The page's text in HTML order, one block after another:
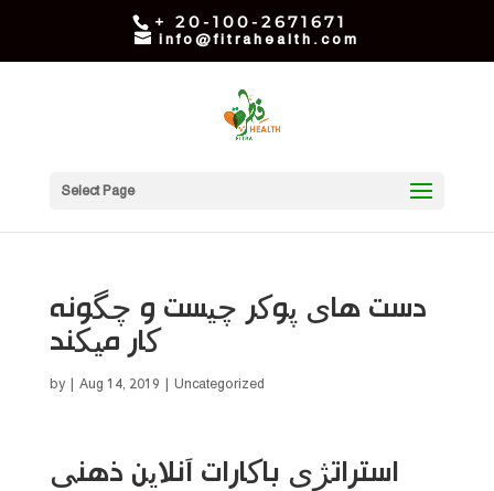
+ 20-100-2671671
info@fitrahealth.com
Select Page
دست های پوکر چیست و چگونه
کار میکند
by Aug 14, 2019 | Uncategorized
استراتژی باکارات آنلاین ذهنی